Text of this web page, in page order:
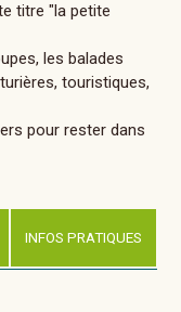
titre "la petite
les balades
touristiques,
pour rester dans
INFOS PRATIQUES